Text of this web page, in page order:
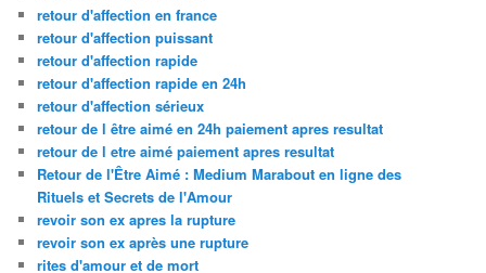
retour d'affection en france
retour d'affection puissant
retour d'affection rapide
retour d'affection rapide en 24h
retour d'affection sérieux
retour de l être aimé en 24h paiement apres resultat
retour de l etre aimé paiement apres resultat
Retour de l'Être Aimé : Medium Marabout en ligne des
Rituels et Secrets de l'Amour
revoir son ex apres la rupture
revoir son ex après une rupture
rites d'amour et de mort